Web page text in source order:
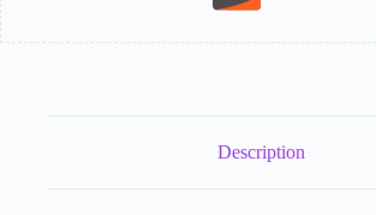
Description